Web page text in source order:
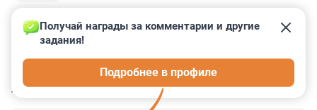
КОММЕНТАРИИ 14
Получай награды за комментарии и другие
задания!
Подробнее в профиле